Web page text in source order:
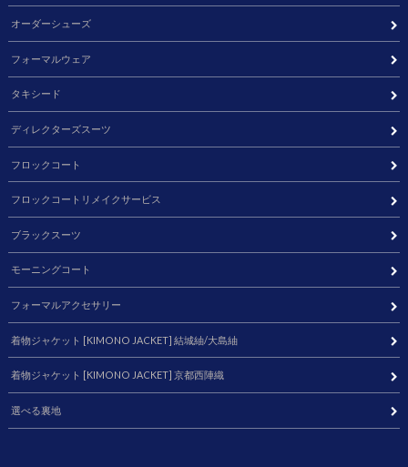
オーダーシューズ
フォーマルウェア
タキシード
ディレクターズスーツ
フロックコート
フロックコートリメイクサービス
ブラックスーツ
モーニングコート
フォーマルアクセサリー
着物ジャケット [KIMONO JACKET] 結城紬/大島紬
着物ジャケット [KIMONO JACKET] 京都西陣織
選べる裏地